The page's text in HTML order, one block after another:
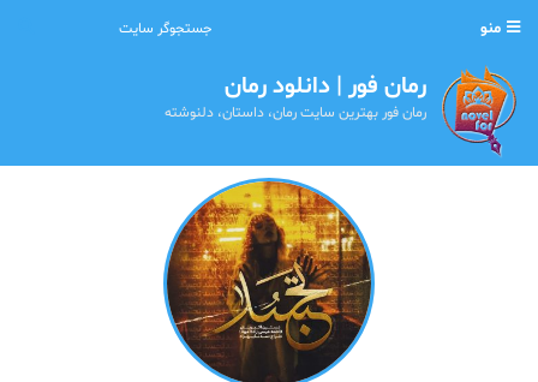
منو
رمان فور | دانلود رمان
رمان فور بهترین سایت رمان، داستان، دلنوشته